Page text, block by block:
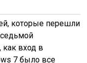
которые перешли
как вход в
7 было все